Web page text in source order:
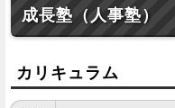
成長塾（人事塾
カリキュラム